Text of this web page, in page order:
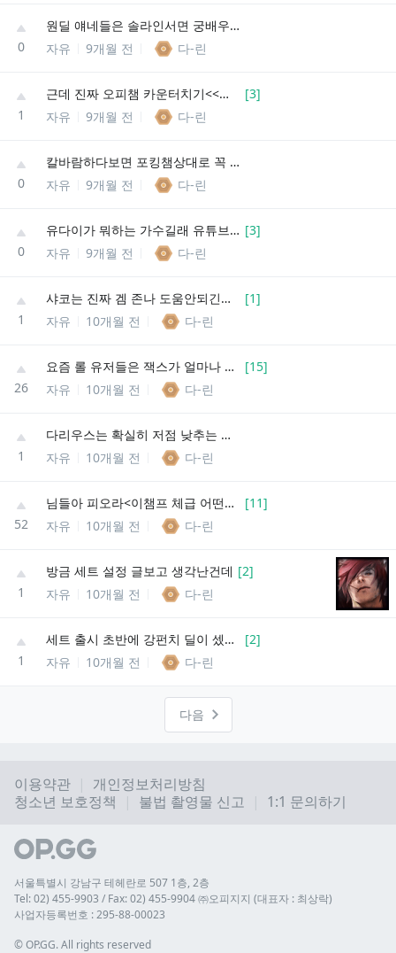
0
원딜 얘네들은 솔라인서면 궁배우기전까지 스탯 반토막기능좀 생기면 안되나
자유
9개월 전 다-린
1
근데 진짜 오피챔 카운터치기<<이거 진짜 잘 안되긴한가봐 [3]
자유
9개월 전 다-린
0
칼바람하다보면 포킹챔상대로 꼭 레드팀 뜨던데
자유
9개월 전 다-린
0
유다이가 뭐하는 가수길래 유튜브에 영상 마구마구 올라옴? [3]
자유
9개월 전 다-린
1
샤코는 진짜 겜 존나 도움안되긴한다 ㅋㅋ [1]
자유
10개월 전 다-린
26
요즘 롤 유저들은 잭스가 얼마나 센지 견적을 잘 못잼? [15]
자유
10개월 전 다-린
1
다리우스는 확실히 저점 낮추는 패치가 독이긴한가봄
자유
10개월 전 다-린
52
님들아 피오라<이챔프 체급 어떤편이라 생각함? [11]
자유
10개월 전 다-린
1
방금 세트 설정 글보고 생각난건데 [2]
자유
10개월 전 다-린
1
세트 출시 초반에 강펀치 딜이 셌었나? [2]
자유
10개월 전 다-린
다음
이용약관
개인정보처리방침
청소년 보호정책
불법 촬영물 신고 1:1 문의하기
서울특별시 강남구 테헤란로 507 1층, 2층
Tel: 02) 455-9903 / Fax: 02) 455-9904 ㈜오피지지 (대표자 : 최상락)
사업자등록번호 : 295-88-00023
© OP.GG. All rights reserved